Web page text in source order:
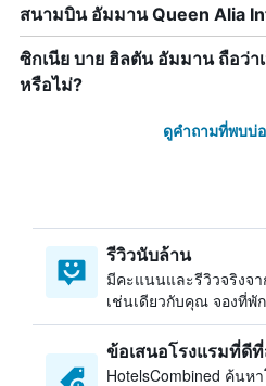
สนามบิน อัมมาน Queen Alia
ซิกเนีย บาย ฮิลตัน อัมมาน ถือว่า
หรือไม่?
ดูคำถามที่พบบ่
รีวิวนับล้าน
มีคะแนนและรีวิวจริงจ
เช่นเดียวกับคุณ จองที่พั
ข้อเสนอโรงแรมที่ดี
HotelsCombined ค้นห